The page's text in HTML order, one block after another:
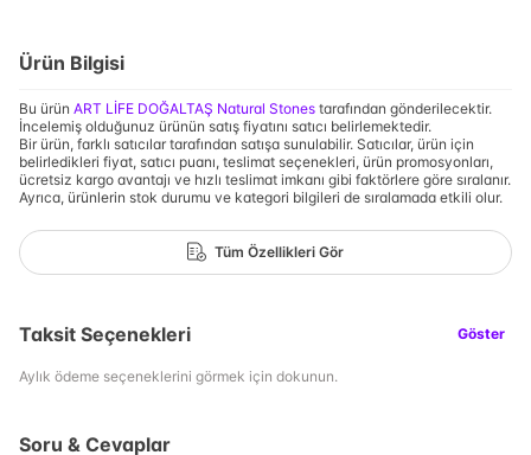
Ürün Bilgisi
Bu ürün ART LİFE DOĞALTAŞ Natural Stones tarafından gönderilecektir.
İncelemiş olduğunuz ürünün satış fiyatını satıcı belirlemektedir.
Bir ürün, farklı satıcılar tarafından satışa sunulabilir. Satıcılar, ürün için
belirledikleri fiyat, satıcı puanı, teslimat seçenekleri, ürün promosyonları,
ücretsiz kargo avantajı ve hızlı teslimat imkanı gibi faktörlere göre sıralanır.
Ayrıca, ürünlerin stok durumu ve kategori bilgileri de sıralamada etkili olur.
Tüm Özellikleri Gör
Taksit Seçenekleri Göster
Aylık ödeme seçeneklerini görmek için dokunun.
Soru & Cevaplar